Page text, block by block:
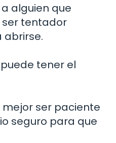
alguien que
tentador
abrirse.
tener el
mejor ser paciente
seguro para que